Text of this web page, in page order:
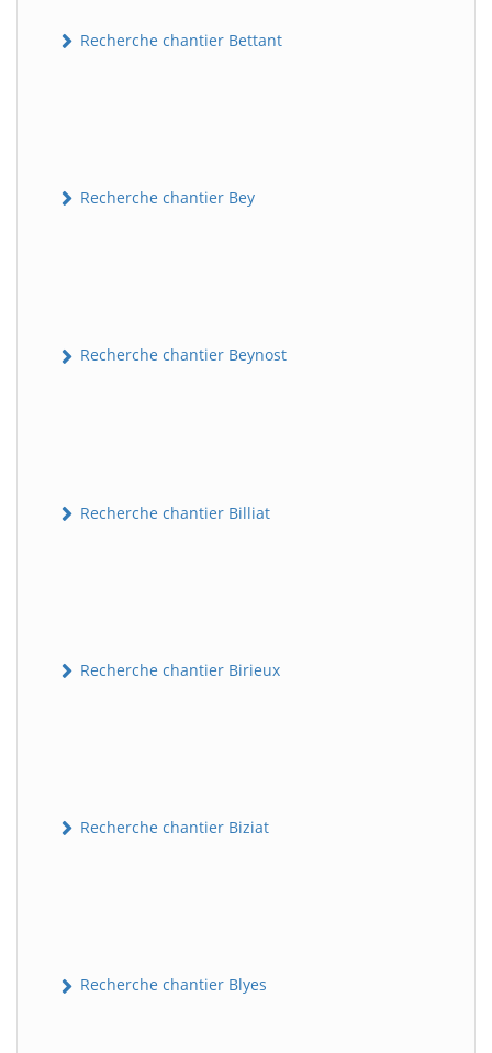
Recherche chantier Bettant
Recherche chantier Bey
Recherche chantier Beynost
Recherche chantier Billiat
Recherche chantier Birieux
Recherche chantier Biziat
Recherche chantier Blyes